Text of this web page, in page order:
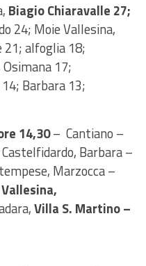
Biagio Chiaravalle 27;
24; Moie Vallesina,
alfoglia 18;
17;
Barbara 13;
14,30– Cantiano –
Barbara –
Marzocca –
Villa S. Martino –